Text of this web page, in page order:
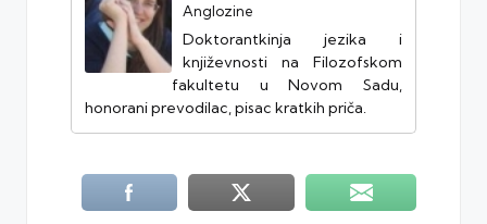
Anglozine
Doktorantkinja jezika i
književnosti na Filozofskom
fakultetu u Novom Sadu,
honorani prevodilac, pisac kratkih priča.